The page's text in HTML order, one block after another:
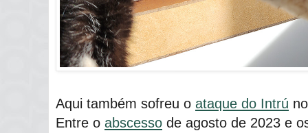
Aqui também sofreu o ataque do Intrú
Entre o abscesso de agosto de 2023 e